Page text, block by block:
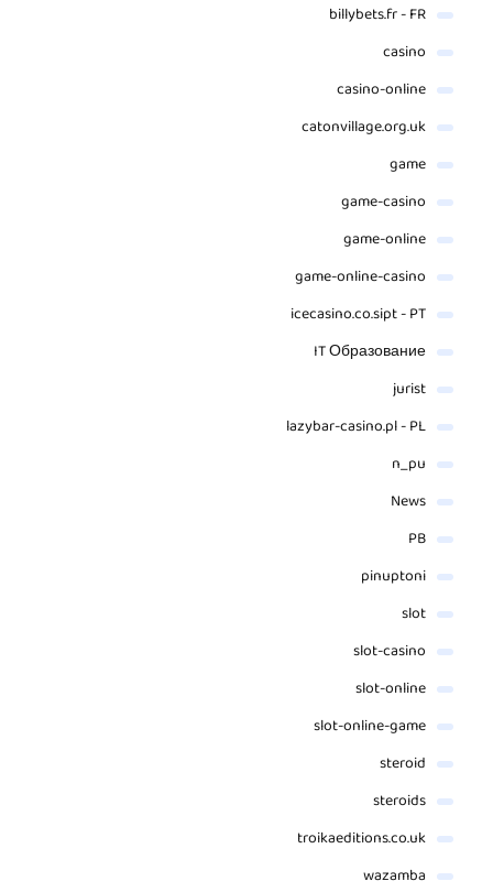
billybets.fr - FR
casino
casino-online
catonvillage.org.uk
game
game-casino
game-online
game-online-casino
icecasino.co.sipt - PT
IT Образование
jurist
lazybar-casino.pl - PL
n_pu
News
PB
pinuptoni
slot
slot-casino
slot-online
slot-online-game
steroid
steroids
troikaeditions.co.uk
wazamba